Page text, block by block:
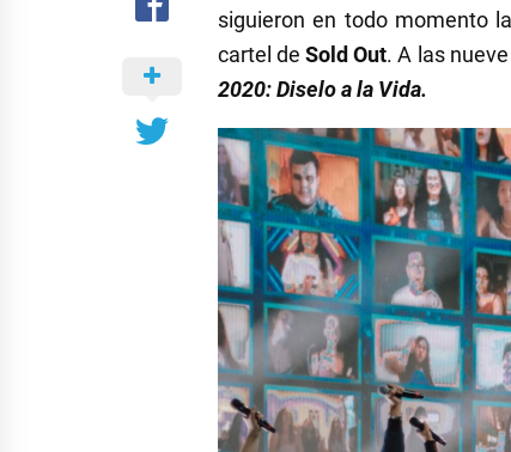
siguieron en todo momento
cartel de Sold Out. A las
2020: Diselo a la Vida.